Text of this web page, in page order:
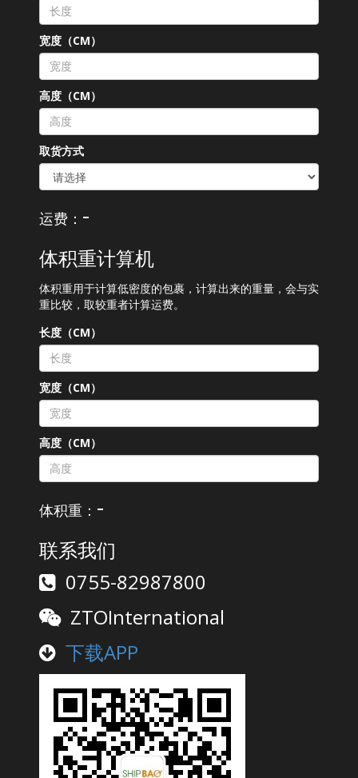
宽度（CM）
高度（CM）
取货方式
运费： -
体积重计算机
体积重用于计算低密度的包裹，计算出来的重量，会与实
重比较，取较重者计算运费。
长度（CM）
宽度（CM）
高度（CM）
体积重： -
联系我们
0755-82987800
ZTOInternational
下载APP